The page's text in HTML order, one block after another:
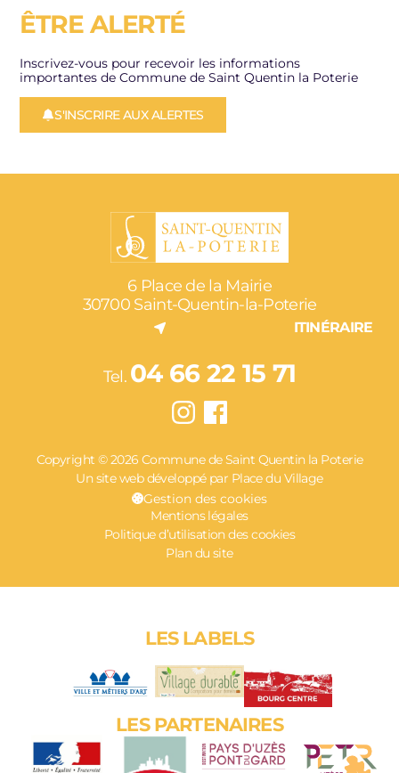
ÊTRE ALERTÉ
Inscrivez-vous pour recevoir les informations
importantes de Commune de Saint Quentin la Poterie
S'INSCRIRE AUX ALERTES
6 Place de la Mairie
30700 Saint-Quentin-la-Poterie
ITINÉRAIRE
Tel. 04 66 22 15 71
Copyright © 2026 Commune de Saint Quentin la Poterie
Un site web développé par Place du Village
Gestion des cookies
Mentions légales
Politique d’utilisation des cookies
Plan du site
LES LABELS
LES PARTENAIRES